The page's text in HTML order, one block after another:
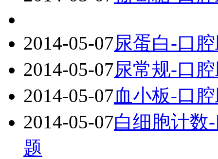
2014-05-07尿蛋白-口
2014-05-07尿常规-口
2014-05-07血小板-口
2014-05-07白细胞计数
题